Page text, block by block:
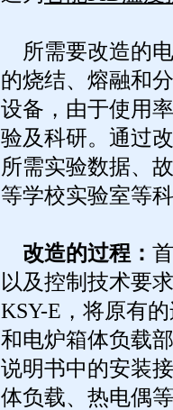
所需要改造的
的烧结、熔融和
设备，由于使用
验及科研。通过
所需实验数据、
等学校实验室等
改造的过程：
以及控制技术要
KSY-E ，将原有
和电炉箱体负载
说明书中的安装
体负载、热电偶